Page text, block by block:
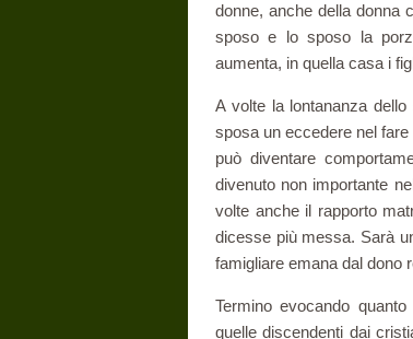
donne, anche della donna
sposo e lo sposo la
aumenta, in quella casa i
A volte la lontananza
sposa un eccedere nel
può diventare
divenuto non importante
volte anche il rapporto
dicesse più messa. Sarà
famigliare emana dal dono
Termino evocando
quelle discendenti dai